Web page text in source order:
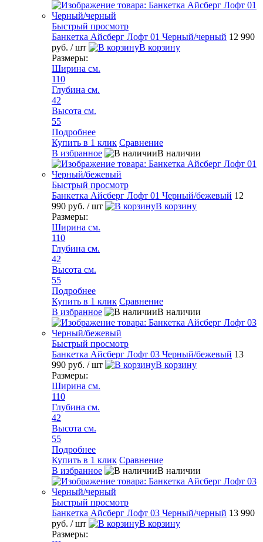
Быстрый просмотр
Банкетка Айсберг Лофт 01 Черный/черный 12 990
руб. / шт
В корзину
Размеры:
Ширина см.
110
Глубина см.
42
Высота см.
55
Подробнее
Купить в 1 клик Сравнение
В избранное
В наличии
Быстрый просмотр
Банкетка Айсберг Лофт 01 Черный/бежевый 12
990 руб. / шт
В корзину
Размеры:
Ширина см.
110
Глубина см.
42
Высота см.
55
Подробнее
Купить в 1 клик Сравнение
В избранное
В наличии
Быстрый просмотр
Банкетка Айсберг Лофт 03 Черный/бежевый 13
990 руб. / шт
В корзину
Размеры:
Ширина см.
110
Глубина см.
42
Высота см.
55
Подробнее
Купить в 1 клик Сравнение
В избранное
В наличии
Быстрый просмотр
Банкетка Айсберг Лофт 03 Черный/черный 13 990
руб. / шт
В корзину
Размеры: